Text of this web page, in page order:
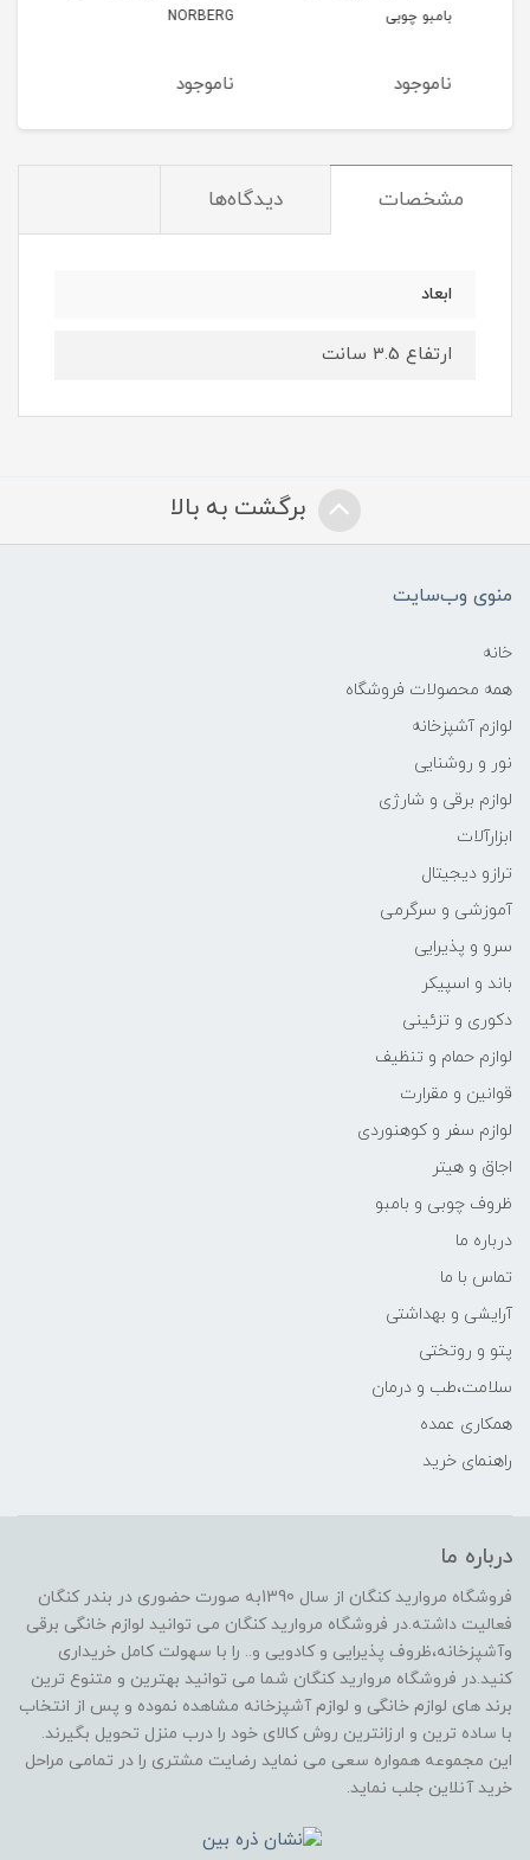
بامبو چوبی
ناموجود
NORBERG
ناموجود
مشخصات دیدگاه‌ها
ابعاد
ارتفاع 3.5 سانت
برگشت به بالا
منوی وب‌سایت
خانه
همه محصولات فروشگاه
لوازم آشپزخانه
نور و روشنایی
لوازم برقی و شارژی
ابزارآلات
ترازو دیجیتال
آموزشی و سرگرمی
سرو و پذیرایی
باند و اسپیکر
دکوری و تزئینی
لوازم حمام و تنظیف
قوانین و مقرارت
لوازم سفر و کوهنوردی
اجاق و هیتر
ظروف چوبی و بامبو
درباره ما
تماس با ما
آرایشی و بهداشتی
پتو و روتختی
سلامت،طب و درمان
همکاری عمده
راهنمای خرید
درباره ما
فروشگاه مروارید کنگان از سال 1390به صورت حضوری در بندر کنگان
فعالیت داشته.در فروشگاه مروارید کنگان می توانید لوازم خانگی برقی
وآشپزخانه،ظروف پذیرایی و کادویی و.. را با سهولت کامل خریداری
کنید.در فروشگاه مروارید کنگان شما می توانید بهترین و متنوع ترین
برند های لوازم خانگی و لوازم آشپزخانه مشاهده نموده و پس از انتخاب
با ساده ترین و ارزانترین روش کالای خود را درب منزل تحویل بگیرند.
این مجموعه همواره سعی می نماید رضایت مشتری را در تمامی مراحل
خرید آنلاین جلب نماید.